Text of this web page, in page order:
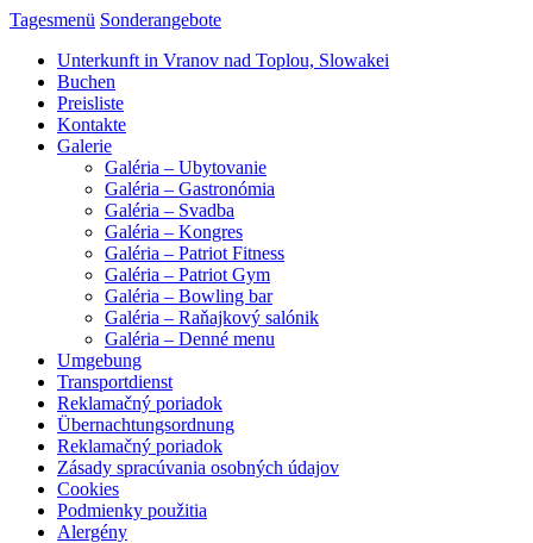
Tagesmenü Sonderangebote
Unterkunft in Vranov nad Toplou, Slowakei
Buchen
Preisliste
Kontakte
Galerie
Galéria – Ubytovanie
Galéria – Gastronómia
Galéria – Svadba
Galéria – Kongres
Galéria – Patriot Fitness
Galéria – Patriot Gym
Galéria – Bowling bar
Galéria – Raňajkový salónik
Galéria – Denné menu
Umgebung
Transportdienst
Reklamačný poriadok
Übernachtungsordnung
Reklamačný poriadok
Zásady spracúvania osobných údajov
Cookies
Podmienky použitia
Alergény